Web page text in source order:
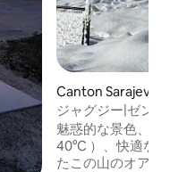
Canton Sarajevo
ジャグジー|ゼン
魅惑的な景色、屋
40°C ）、快適な
たこの山のオアシ